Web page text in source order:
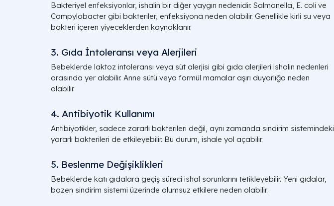
Bakteriyel enfeksiyonlar, ishalin bir diğer yaygın nedenidir. Salmonella, E. coli ve
Campylobacter gibi bakteriler, enfeksiyona neden olabilir. Genellikle kirli su veya
bakteri içeren yiyeceklerden kaynaklanır.
3. Gıda İntoleransı veya Alerjileri
Bebeklerde laktoz intoleransı veya süt alerjisi gibi gıda alerjileri ishalin nedenleri
arasında yer alabilir. Anne sütü veya formül mamalar aşırı duyarlığa neden
olabilir.
4. Antibiyotik Kullanımı
Antibiyotikler, sadece zararlı bakterileri değil, aynı zamanda sindirim sistemindeki
yararlı bakterileri de etkileyebilir. Bu durum, ishale yol açabilir.
5. Beslenme Değişiklikleri
Bebeklerde katı gıdalara geçiş süreci ishal sorunlarını tetikleyebilir. Yeni gıdalar,
bazen sindirim sistemi üzerinde olumsuz etkilere neden olabilir.